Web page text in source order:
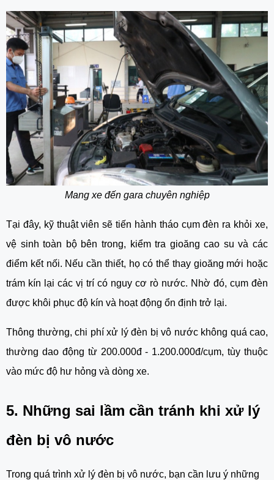
Mang xe đến gara chuyên nghiệp
Tại đây, kỹ thuật viên sẽ tiến hành tháo cụm đèn ra khỏi xe,
vệ sinh toàn bộ bên trong, kiểm tra gioăng cao su và các
điểm kết nối. Nếu cần thiết, họ có thể thay gioăng mới hoặc
trám kín lại các vị trí có nguy cơ rò nước. Nhờ đó, cụm đèn
được khôi phục độ kín và hoạt động ổn định trở lại.
Thông thường, chi phí xử lý đèn bị vô nước không quá cao,
thường dao động từ 200.000đ - 1.200.000đ/cụm, tùy thuộc
vào mức độ hư hỏng và dòng xe.
5. Những sai lầm cần tránh khi xử lý
đèn bị vô nước
Trong quá trình xử lý đèn bị vô nước, bạn cần lưu ý những